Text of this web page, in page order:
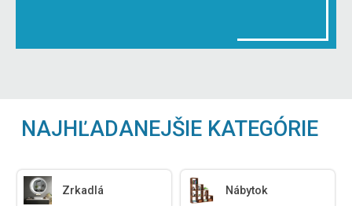
NAJHĽADANEJŠIE KATEGÓRIE
Zrkadlá Nábytok